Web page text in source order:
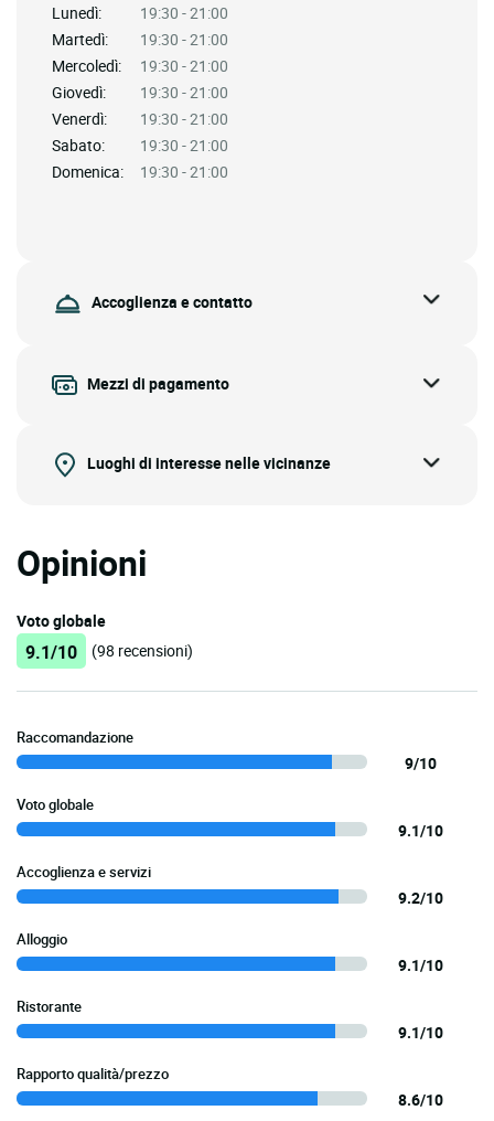
Lunedì:
19:30 - 21:00
Martedì:
19:30 - 21:00
Mercoledì:
19:30 - 21:00
Giovedì:
19:30 - 21:00
Venerdì:
19:30 - 21:00
Sabato:
19:30 - 21:00
Domenica:
19:30 - 21:00
Accoglienza e contatto
Mezzi di pagamento
Luoghi di interesse nelle vicinanze
Opinioni
Voto globale
9.1/10 (98 recensioni)
Raccomandazione
9/10
Voto globale
9.1/10
Accoglienza e servizi
9.2/10
Alloggio
9.1/10
Ristorante
9.1/10
Rapporto qualità/prezzo
8.6/10